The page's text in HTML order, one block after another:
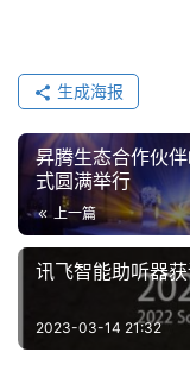
生成海报
昇腾生态合作伙
式圆满举行
上一篇
讯飞智能助听器
2023-03-14 21:32